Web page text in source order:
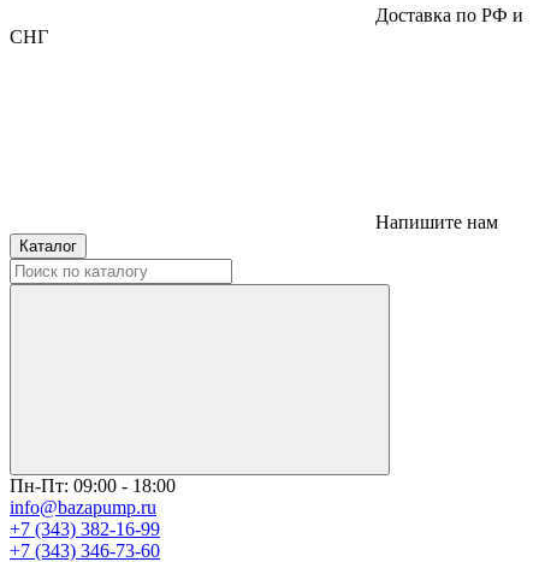
Доставка по РФ и
СНГ
Напишите нам
Каталог
Пн-Пт: 09:00 - 18:00
info@bazapump.ru
+7 (343) 382-16-99
+7 (343) 346-73-‬60